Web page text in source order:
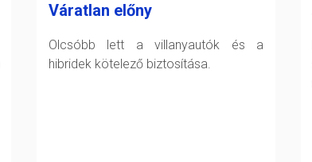
Váratlan előny
Olcsóbb lett a villanyautók és a
hibridek kötelező biztosítása.